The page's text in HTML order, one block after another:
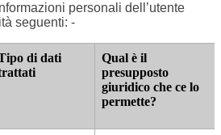
personali dell’utente
seguenti: -
di dati
Qual è il
presupposto
giuridico che ce lo
permette?